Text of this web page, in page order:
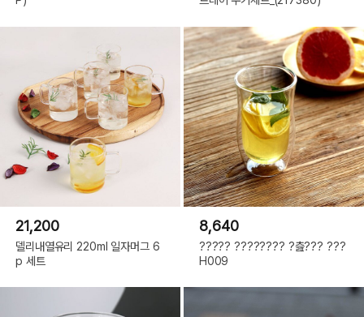
21,200
델리내열유리 220ml 일자머그 6
p 세트
8,640
????? ???????? ?츮??? ???
H009